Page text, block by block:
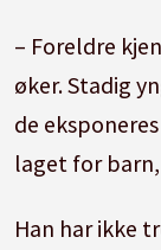
– Foreldre
øker. Stadig
de
laget for
Han har ikke